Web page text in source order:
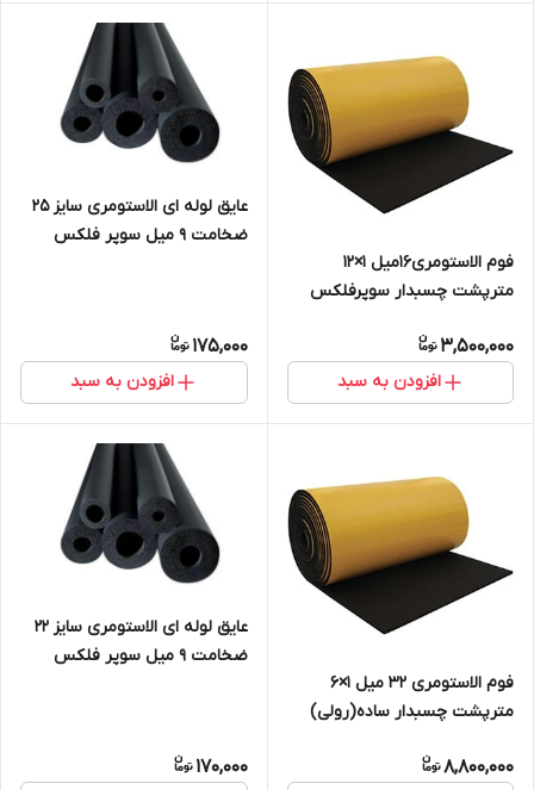
فوم الاستومری16میل 1×12
مترپشت چسبدار سوپرفلکس
3,500,000
افزودن به سبد
عایق لوله ای الاستومری سایز ۲۵
ضخامت ۹ میل سوپر فلکس
175,000
افزودن به سبد
فوم الاستومری 32 میل 1×6
مترپشت چسبدار ساده(رولی)
8,800,000
عایق لوله ای الاستومری سایز ۲۲
ضخامت ۹ میل سوپر فلکس
170,000